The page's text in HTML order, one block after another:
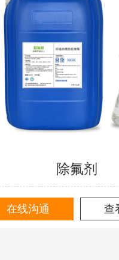
除氟剂
在线沟通 查